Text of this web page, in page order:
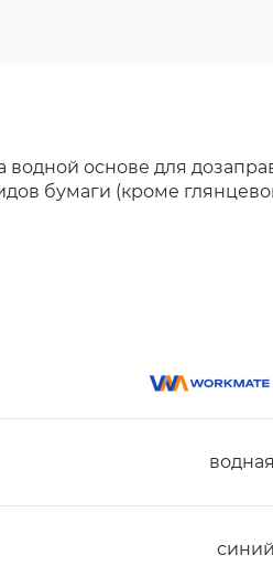
водной основе для
бумаги (кроме
водная
синий